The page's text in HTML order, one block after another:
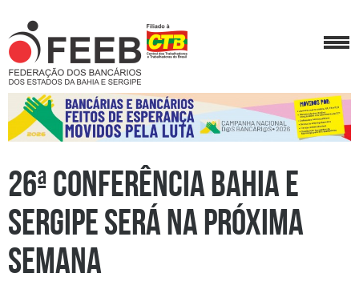
26ª Conferência Bahia e
Sergipe será na próxima
semana